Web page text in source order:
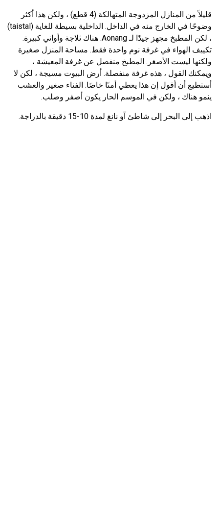
قليلاً من المنازل المزدوجة المتهالكة (4 قطع) ، ولكن هذا أكثر
وضوحًا في الخارج منه في الداخل. الداخلية بسيطة للغاية (taistal)
، لكن المطبخ مجهز جيدًا لـ Aonang. هناك ثلاجة وأواني كبيرة.
تكييف الهواء في غرفة نوم واحدة فقط. مساحة المنزل صغيرة
ولكنها ليست الأصغر. المطبخ منفصل عن غرفة المعيشة ،
ويمكنك القول ، هذه غرفة منفصلة. أرض البيوت مسيجة ، لكن لا
أستطيع أن أقول إن هذا يعطي أمنًا خاصًا. الفناء صغير والعشب
ينمو هناك ، ولكن في الموسم الحار يكون أصفر وصلب.
اذهب إلى البحر إلى شاطئ آو نانغ لمدة 10-15 دقيقة بالدراجة.